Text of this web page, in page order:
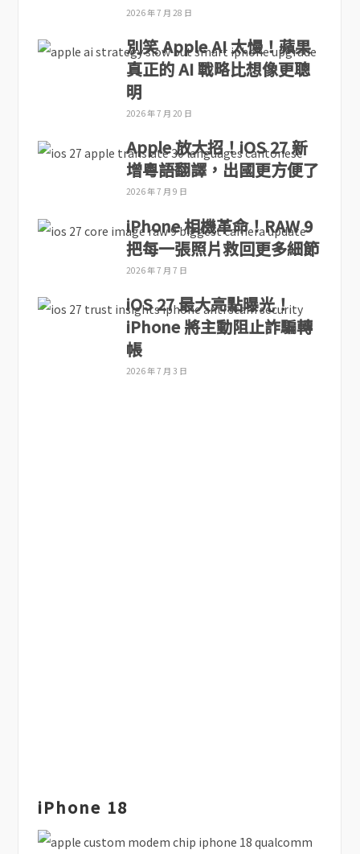
2026 年 7 月 28 日
別笑 Apple AI 太慢！蘋果
真正的 AI 戰略比想像更聰
明
2026 年 7 月 20 日
Apple 放大招！iOS 27 新
增粵語翻譯，出國更方便了
2026 年 7 月 9 日
iPhone 相機革命！RAW 9
把每一張照片救回更多細節
2026 年 7 月 7 日
iOS 27 最大亮點曝光！
iPhone 將主動阻止詐騙轉
帳
2026 年 7 月 3 日
iPhone 18